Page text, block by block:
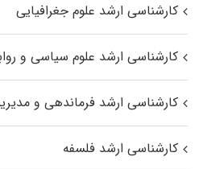
کارشناسی ارشد علوم جغرافیایی
کارشناسی ارشد علوم سیاسی و
کارشناسی ارشد فرماندهی و
کارشناسی ارشد فلسفه